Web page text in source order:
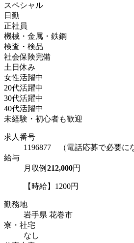
スペシャル
日勤
正社員
機械・金属・鉄鋼
検査・検品
社会保険完備
土日休み
女性活躍中
20代活躍中
30代活躍中
40代活躍中
未経験・初心者も歓迎
求人番号
1196877 （電話応募で必要に
給与
月収例 212,000円
【時給】1200円
勤務地
岩手県 花巻市
寮・社宅
なし